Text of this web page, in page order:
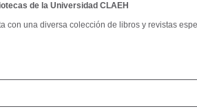
de la Universidad CLAEH
con una diversa colección de libros y revistas